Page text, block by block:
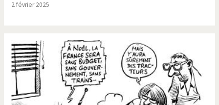
Vous avez dit "Islam"?
2 février 2025